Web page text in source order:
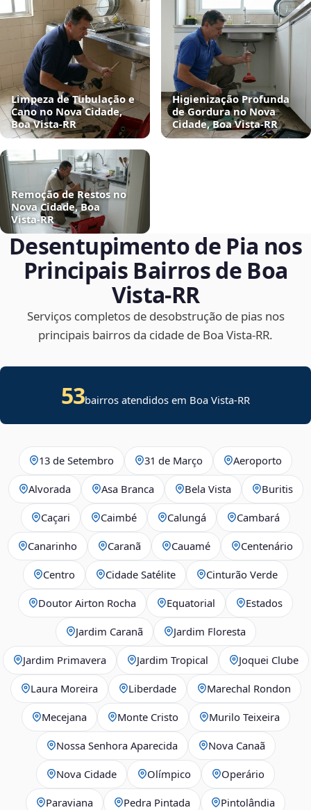
Limpeza de Tubulação e
Cano no Nova Cidade,
Boa Vista‑RR
Higienização Profunda
de Gordura no Nova
Cidade, Boa Vista‑RR
Remoção de Restos no
Nova Cidade, Boa
Vista‑RR
Desentupimento de Pia nos
Principais Bairros de Boa
Vista‑RR
Serviços completos de desobstrução de pias nos
principais bairros da cidade de Boa Vista‑RR.
53bairros atendidos em Boa Vista-RR
13 de Setembro 31 de Março Aeroporto
Alvorada Asa Branca Bela Vista Buritis
Caçari Caimbé Calungá Cambará
Canarinho Caranã Cauamé Centenário
Centro Cidade Satélite Cinturão Verde
Doutor Airton Rocha Equatorial Estados
Jardim Caranã Jardim Floresta
Jardim Primavera Jardim Tropical Joquei Clube
Laura Moreira Liberdade Marechal Rondon
Mecejana Monte Cristo Murilo Teixeira
Nossa Senhora Aparecida Nova Canaã
Nova Cidade Olímpico Operário
Paraviana Pedra Pintada Pintolândia